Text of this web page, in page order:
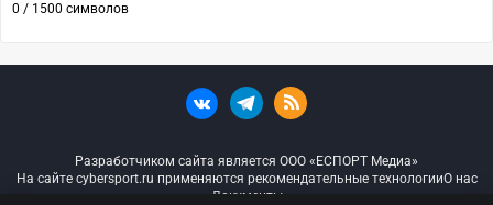
0 / 1500 символов
Разработчиком сайта является ООО «ЕСПОРТ Медиа»
На сайте cybersport.ru применяются рекомендательные технологииО нас
Документы